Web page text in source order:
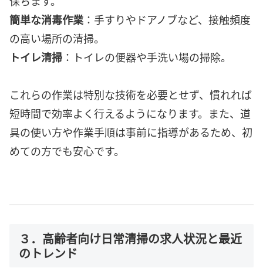
簡単な消毒作業 ：手すりやドアノブなど、接触頻度
の高い場所の清掃。
トイレ清掃 ：トイレの便器や手洗い場の掃除。
これらの作業は特別な技術を必要とせず、慣れれば
短時間で効率よく行えるようになります。また、道
具の使い方や作業手順は事前に指導があるため、初
めての方でも安心です。
３．高齢者向け日常清掃の求人状況と最近
のトレンド